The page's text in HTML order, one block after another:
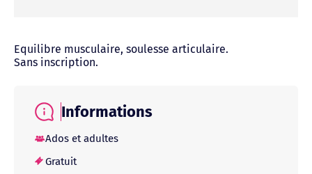
Equilibre musculaire, soulesse articulaire.
Sans inscription.
Informations
Ados et adultes
Gratuit